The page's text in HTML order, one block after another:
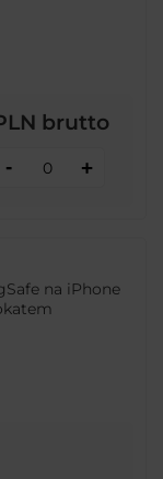
brutto
- +
na iPhone